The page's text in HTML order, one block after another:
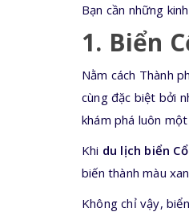
Bạn cần những
1. Biển
Nằm cách Thành
cùng đặc biệt bởi
khám phá luôn một
Khi du lịch biển
biến thành màu
Không chỉ vậy,